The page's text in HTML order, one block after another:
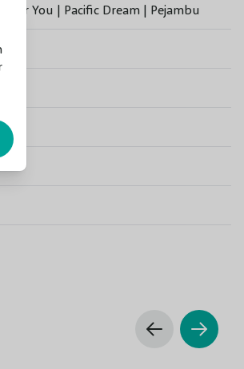
For You | Pacific Dream | Pejambu